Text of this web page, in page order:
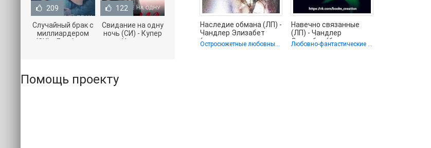
Наследие обмана (ЛП) -
Чандлер Элизабет
(электронная книга
.txt) 📗
Остросюжетные любовные романы
Навечно связанные
(ЛП) - Чандлер
Элизабет (бесплатные
книги полный формат
Любовно-фантастические романы
209
Случайный брак с
миллиардером
(СИ) - Лав Агата
122
Свидание на одну
ночь (СИ) - Купер
Хелен
Помощь проекту